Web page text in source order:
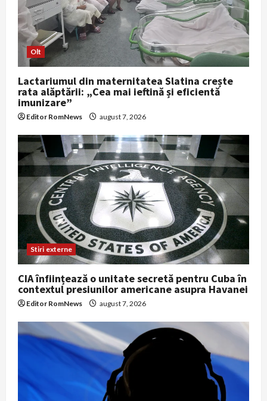
Olt
Lactariumul din maternitatea Slatina crește
rata alăptării: „Cea mai ieftină și eficientă
imunizare”
Editor RomNews august 7, 2026
Stiri externe
CIA înființează o unitate secretă pentru Cuba în
contextul presiunilor americane asupra Havanei
Editor RomNews august 7, 2026